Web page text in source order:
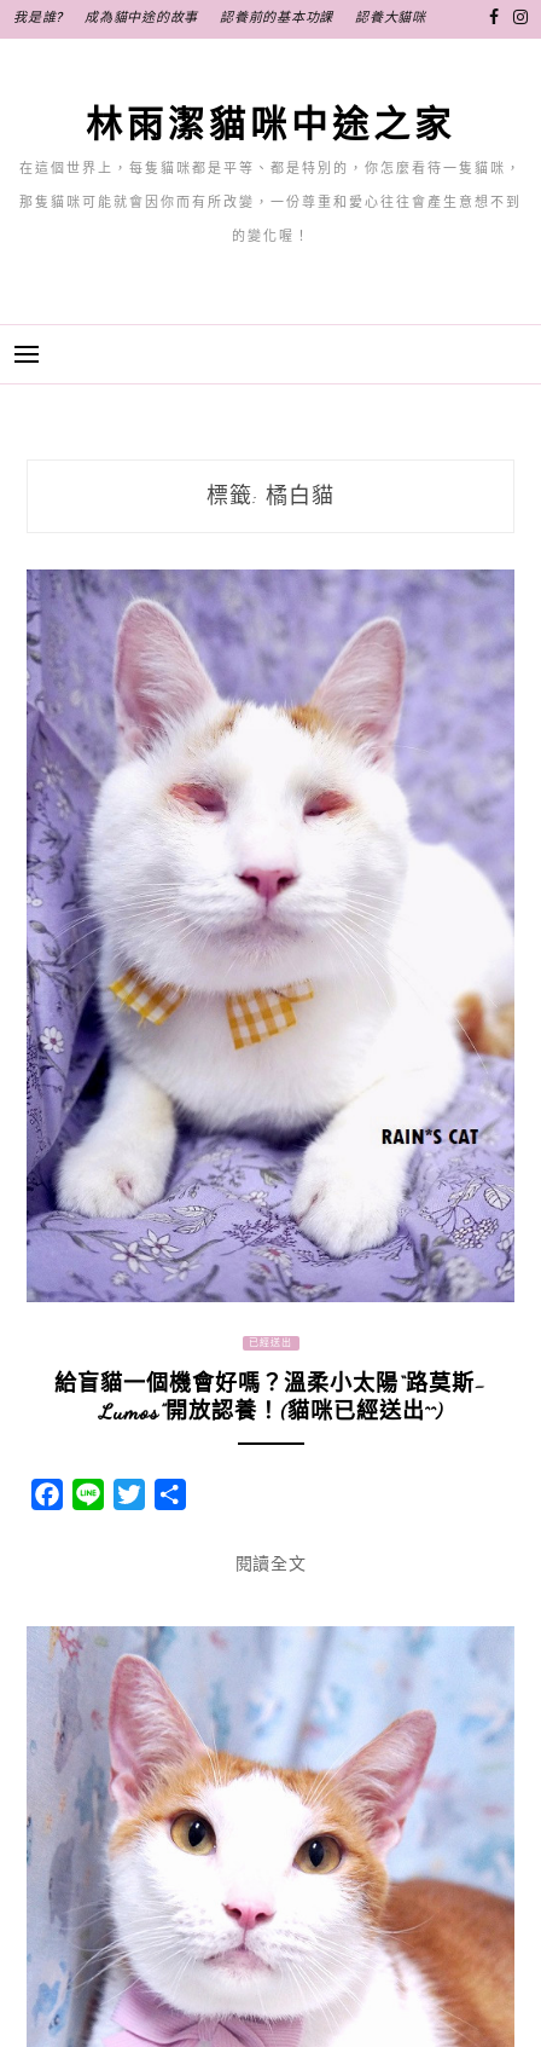
至
我是誰? 成為貓中途的故事 認養前的基本功課 認養大貓咪
林雨潔貓咪中途之家
在這個世界上，每隻貓咪都是平等、都是特別的，你怎麼看待一隻貓咪，
那隻貓咪可能就會因你而有所改變，一份尊重和愛心往往會產生意想不到
的變化喔！
標籤: 橘白貓
已經送出
給盲貓一個機會好嗎？溫柔小太陽“路莫斯-
Lumos”開放認養！(貓咪已經送出^^)
Facebook
Line Twitter
閱讀全文